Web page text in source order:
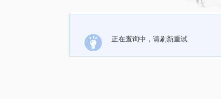
正在查询中，请刷新重试